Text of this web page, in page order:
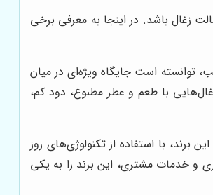
زغال باشد. در اینجا به معرفی برخی
توانسته است جایگاه ویژه‌ای در میان
زغال‌هایی با طعم و عطر مطبوع، دود کم،
با استفاده از تکنولوژی‌های روز
و خدمات مشتری، این برند را به یکی